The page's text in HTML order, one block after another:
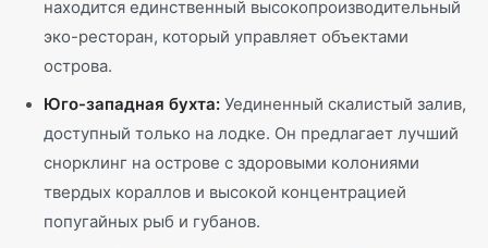
находится единственный высокопроизводительный
эко-ресторан, который управляет объектами
острова.
Юго-западная бухта: Уединенный скалистый залив,
доступный только на лодке. Он предлагает лучший
снорклинг на острове с здоровыми колониями
твердых кораллов и высокой концентрацией
попугайных рыб и губанов.